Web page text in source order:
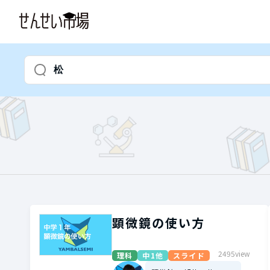
顕微鏡の使い方
理科 中1他 スライド
2495view